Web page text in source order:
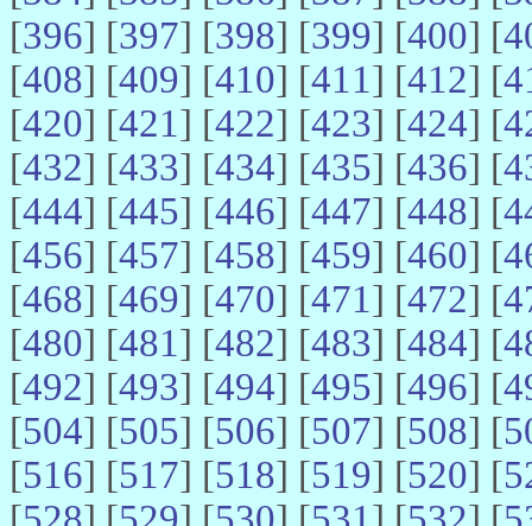
[396] [397] [398] [399] [400] [
[408] [409] [410] [411] [412] [
[420] [421] [422] [423] [424] [
[432] [433] [434] [435] [436] [
[444] [445] [446] [447] [448] [
[456] [457] [458] [459] [460] [
[468] [469] [470] [471] [472] [
[480] [481] [482] [483] [484] [
[492] [493] [494] [495] [496] [
[504] [505] [506] [507] [508] [
[516] [517] [518] [519] [520] [